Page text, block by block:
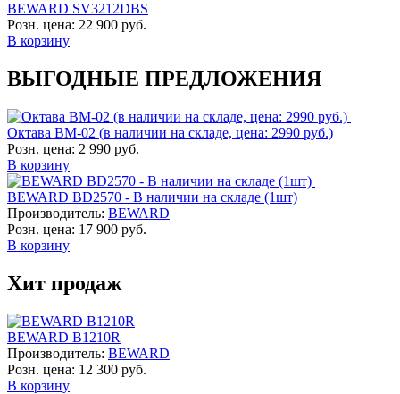
BEWARD SV3212DBS
Розн. цена: 22 900 руб.
В корзину
ВЫГОДНЫЕ ПРЕДЛОЖЕНИЯ
Октава ВМ-02 (в наличии на складе, цена: 2990 руб.)
Розн. цена: 2 990 руб.
В корзину
BEWARD BD2570 - В наличии на складе (1шт)
Производитель: BEWARD
Розн. цена: 17 900 руб.
В корзину
Хит продаж
BEWARD B1210R
Производитель: BEWARD
Розн. цена: 12 300 руб.
В корзину